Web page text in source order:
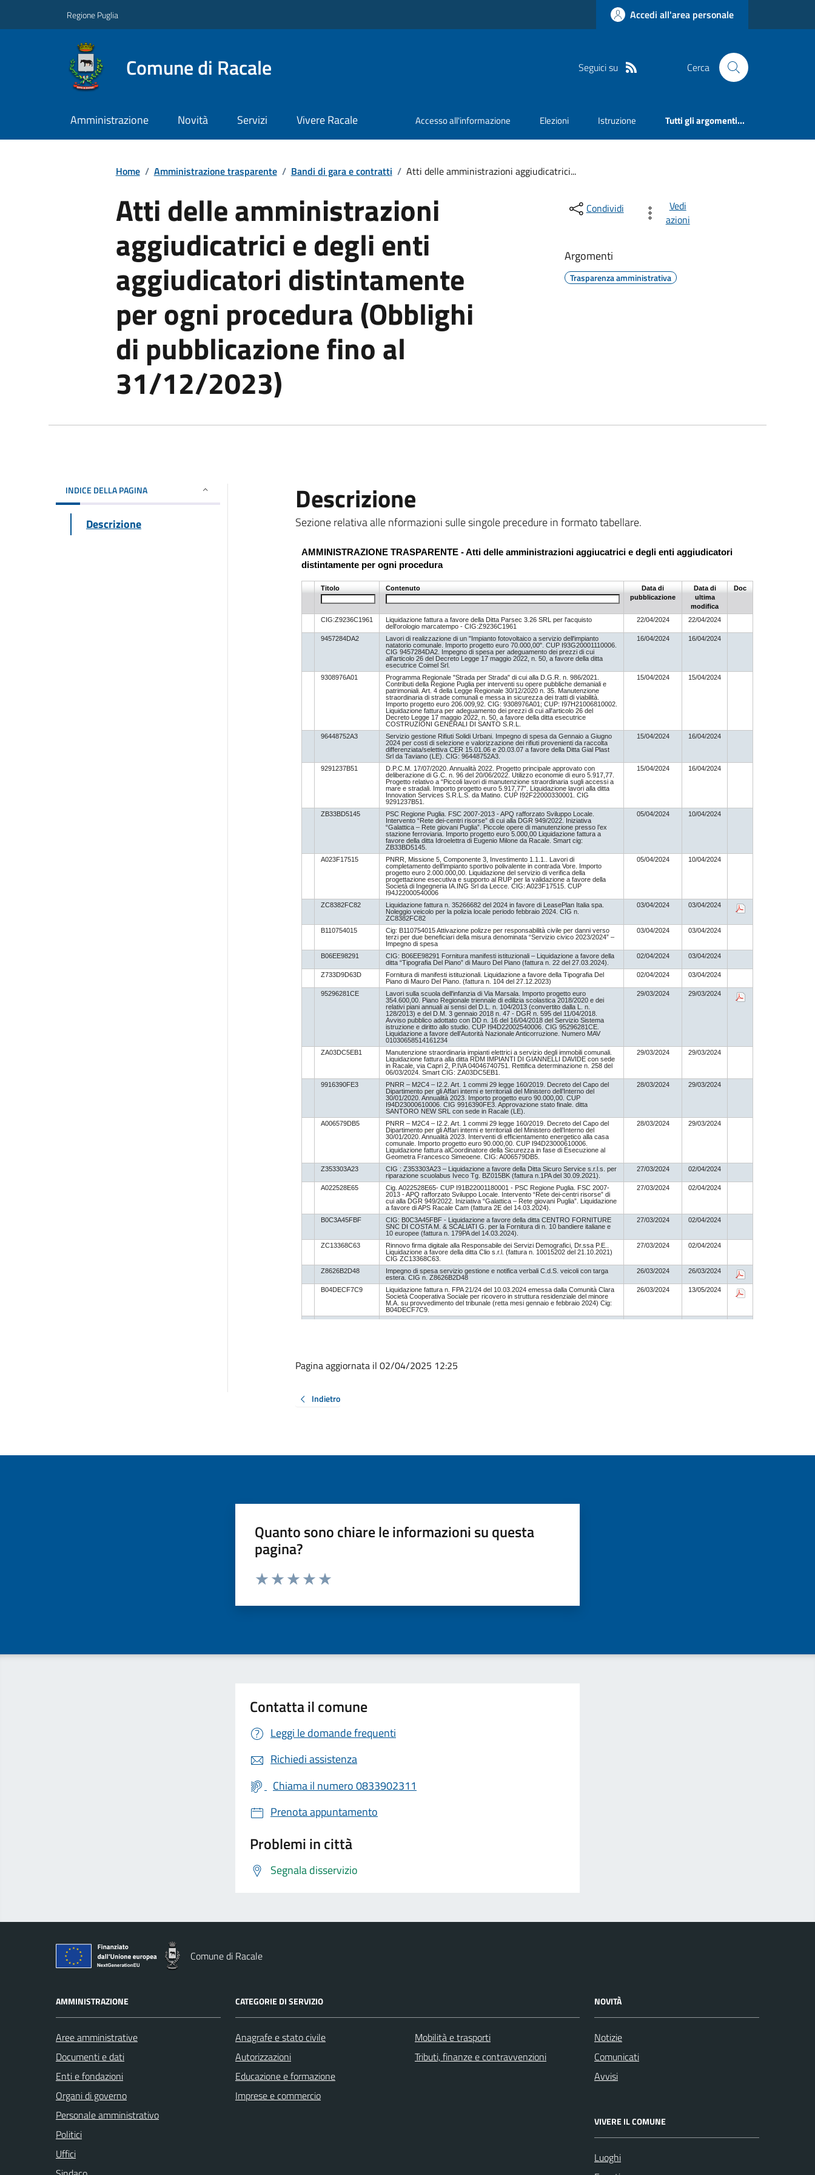
Regione Puglia Accedi all'area personale
Comune di Racale Seguici su Cerca
Amministrazione Novità Servizi Vivere Racale Accesso all'informazione Elezioni Istruzione Tutti gli argomenti...
Home / Amministrazione trasparente / Bandi di gara e contratti / Atti delle amministrazioni aggiudicatrici...
Atti delle amministrazioni
aggiudicatrici e degli enti
aggiudicatori distintamente
per ogni procedura (Obblighi
di pubblicazione fino al
31/12/2023)
Condividi
Vedi
azioni
Argomenti
Trasparenza amministrativa
INDICE DELLA PAGINA
Descrizione
Descrizione
Sezione relativa alle nformazioni sulle singole precedure in formato tabellare.
Pagina aggiornata il 02/04/2025 12:25
Indietro
Quanto sono chiare le informazioni su questa
pagina?
Valuta da 1 a 5 stelle la pagina
Contatta il comune
Leggi le domande frequenti
Richiedi assistenza
Chiama il numero 0833902311
Prenota appuntamento
Problemi in città
Segnala disservizio
Comune di Racale
AMMINISTRAZIONE
Aree amministrative
Documenti e dati
Enti e fondazioni
Organi di governo
Personale amministrativo
Politici
Uffici
CATEGORIE DI SERVIZIO
Anagrafe e stato civile
Autorizzazioni
Educazione e formazione
Imprese e commercio
Mobilità e trasporti
Tributi, finanze e contravvenzioni
NOVITÀ
Notizie
Comunicati
Avvisi
VIVERE IL COMUNE
Luoghi